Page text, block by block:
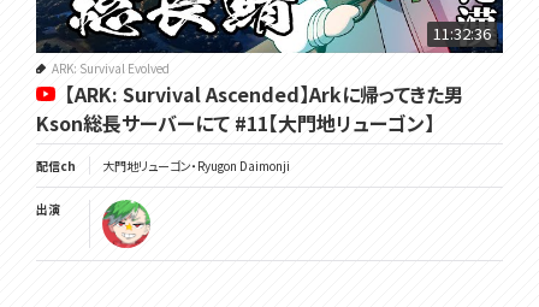
11:32:36
ARK: Survival Evolved
【ARK: Survival Ascended】Arkに帰ってきた男
Kson総長サーバーにて #11【大門地リューゴン】
配信ch 大門地リューゴン・Ryugon Daimonji
出演